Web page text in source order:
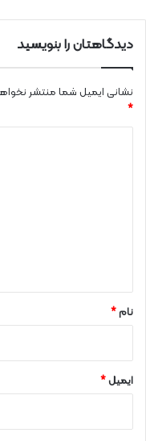
دیدگاهتان را بنویسید
نشانی ایمیل شما منتشر
*
نام*
ایمیل*